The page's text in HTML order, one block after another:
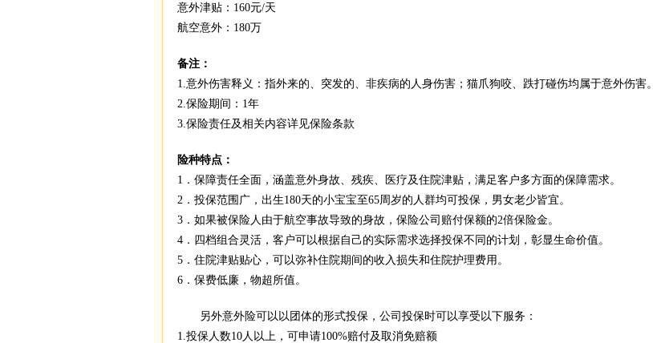
意外津贴：160元/天
航空意外：180万
备注：
1.意外伤害释义：指外来的、突发的、非疾病的人身伤害；猫爪狗咬、跌打碰伤均属于意外伤害。
2.保险期间：1年
3.保险责任及相关内容详见保险条款
险种特点：
1．保障责任全面，涵盖意外身故、残疾、医疗及住院津贴，满足客户多方面的保障需求。
2．投保范围广，出生180天的小宝宝至65周岁的人群均可投保，男女老少皆宜。
3．如果被保险人由于航空事故导致的身故，保险公司赔付保额的2倍保险金。
4．四档组合灵活，客户可以根据自己的实际需求选择投保不同的计划，彰显生命价值。
5．住院津贴贴心，可以弥补住院期间的收入损失和住院护理费用。
6．保费低廉，物超所值。
另外意外险可以以团体的形式投保，公司投保时可以享受以下服务：
1.投保人数10人以上，可申请100%赔付及取消免赔额